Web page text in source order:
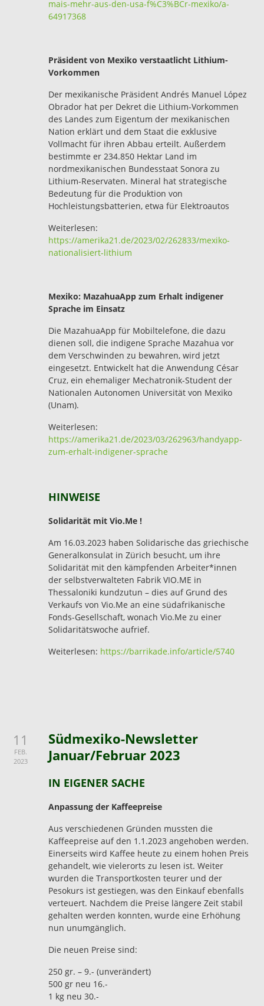
mais-mehr-aus-den-usa-f%C3%BCr-mexiko/a-
64917368
Präsident von Mexiko verstaatlicht Lithium-
Vorkommen
Der mexikanische Präsident Andrés Manuel López
Obrador hat per Dekret die Lithium-Vorkommen
des Landes zum Eigentum der mexikanischen
Nation erklärt und dem Staat die exklusive
Vollmacht für ihren Abbau erteilt. Außerdem
bestimmte er 234.850 Hektar Land im
nordmexikanischen Bundesstaat Sonora zu
Lithium-Reservaten. Mineral hat strategische
Bedeutung für die Produktion von
Hochleistungsbatterien, etwa für Elektroautos
Weiterlesen:
https://amerika21.de/2023/02/262833/mexiko-
nationalisiert-lithium
Mexiko: MazahuaApp zum Erhalt indigener
Sprache im Einsatz
Die MazahuaApp für Mobiltelefone, die dazu
dienen soll, die indigene Sprache Mazahua vor
dem Verschwinden zu bewahren, wird jetzt
eingesetzt. Entwickelt hat die Anwendung César
Cruz, ein ehemaliger Mechatronik-Student der
Nationalen Autonomen Universität von Mexiko
(Unam).
Weiterlesen:
https://amerika21.de/2023/03/262963/handyapp-
zum-erhalt-indigener-sprache
HINWEISE
Solidarität mit Vio.Me !
Am 16.03.2023 haben Solidarische das griechische
Generalkonsulat in Zürich besucht, um ihre
Solidarität mit den kämpfenden Arbeiter*innen
der selbstverwalteten Fabrik VIO.ME in
Thessaloniki kundzutun – dies auf Grund des
Verkaufs von Vio.Me an eine südafrikanische
Fonds-Gesellschaft, wonach Vio.Me zu einer
Solidaritätswoche aufrief.
Weiterlesen: https://barrikade.info/article/5740
11
FEB.
2023
Südmexiko-Newsletter
Januar/Februar 2023
IN EIGENER SACHE
Anpassung der Kaffeepreise
Aus verschiedenen Gründen mussten die
Kaffeepreise auf den 1.1.2023 angehoben werden.
Einerseits wird Kaffee heute zu einem hohen Preis
gehandelt, wie vielerorts zu lesen ist. Weiter
wurden die Transportkosten teurer und der
Pesokurs ist gestiegen, was den Einkauf ebenfalls
verteuert. Nachdem die Preise längere Zeit stabil
gehalten werden konnten, wurde eine Erhöhung
nun unumgänglich.
Die neuen Preise sind:
250 gr. – 9.- (unverändert)
500 gr neu 16.-
1 kg neu 30.-